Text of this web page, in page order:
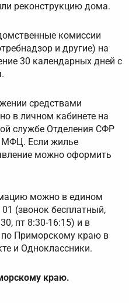
реконструкцию дома.
комиссии
и другие) на
30 календарных дней с
средствами
в личном кабинете на
службе Отделения СФР
МФЦ. Если жилье
можно оформить
можно в едином
(звонок бесплатный,
пт 8:30-16:15) и в
по Приморскому краю в
и Одноклассники.
краю.